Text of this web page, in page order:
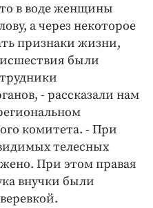
в воде женщины
а через некоторое
признаки жизни,
были
- рассказали нам
комитета. - При
телесных
При этом правая
внучки были